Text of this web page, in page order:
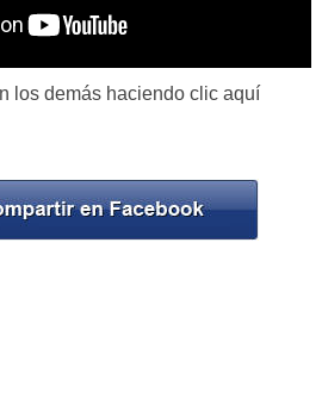
los demás haciendo clic aquí